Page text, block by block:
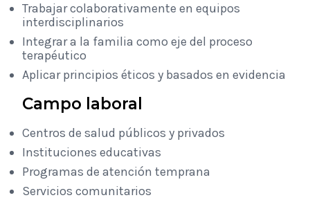
Trabajar colaborativamente en equipos
interdisciplinarios
Integrar a la familia como eje del proceso
terapéutico
Aplicar principios éticos y basados en evidencia
Campo laboral
Centros de salud públicos y privados
Instituciones educativas
Programas de atención temprana
Servicios comunitarios